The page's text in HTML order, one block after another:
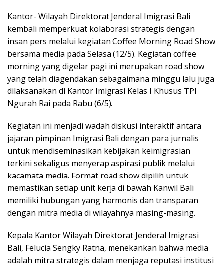
Kantor- Wilayah Direktorat Jenderal Imigrasi Bali
kembali memperkuat kolaborasi strategis dengan
insan pers melalui kegiatan Coffee Morning Road Show
bersama media pada Selasa (12/5). Kegiatan coffee
morning yang digelar pagi ini merupakan road show
yang telah diagendakan sebagaimana minggu lalu juga
dilaksanakan di Kantor Imigrasi Kelas I Khusus TPI
Ngurah Rai pada Rabu (6/5).
Kegiatan ini menjadi wadah diskusi interaktif antara
jajaran pimpinan Imigrasi Bali dengan para jurnalis
untuk mendiseminasikan kebijakan keimigrasian
terkini sekaligus menyerap aspirasi publik melalui
kacamata media. Format road show dipilih untuk
memastikan setiap unit kerja di bawah Kanwil Bali
memiliki hubungan yang harmonis dan transparan
dengan mitra media di wilayahnya masing-masing.
Kepala Kantor Wilayah Direktorat Jenderal Imigrasi
Bali, Felucia Sengky Ratna, menekankan bahwa media
adalah mitra strategis dalam menjaga reputasi institusi